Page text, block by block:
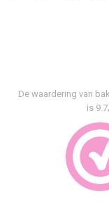
De waardering van
is